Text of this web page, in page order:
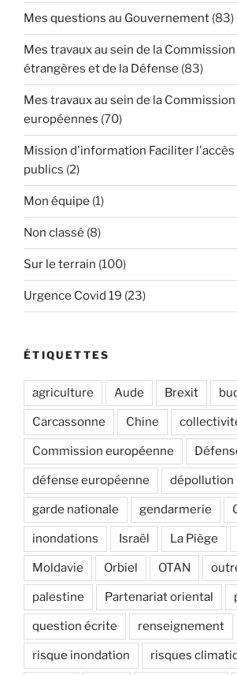
Mes questions au Gouvernement (83)
Mes travaux au sein de la
étrangères et de la Défense (83)
Mes travaux au sein de la
européennes (70)
Mission d'information Faciliter l'accès
publics (2)
Mon équipe (1)
Non classé (8)
Sur le terrain (100)
Urgence Covid 19 (23)
ÉTIQUETTES
agriculture Aude Brexit
Carcassonne Chine
Commission européenne
défense européenne dépollution
garde nationale gendarmerie
inondations Israël La Piège
Moldavie Orbiel OTAN
palestine Partenariat oriental
question écrite renseignement
risque inondation risques